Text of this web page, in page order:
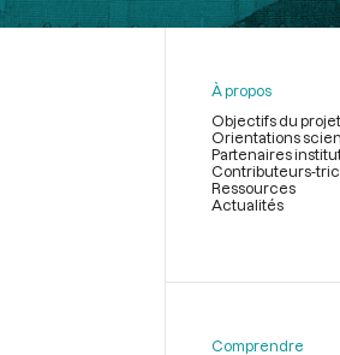
À propos
Objectifs du projet
Orientations
Partenaires
Contributeurs-
Ressources
Actualités
Comprendre